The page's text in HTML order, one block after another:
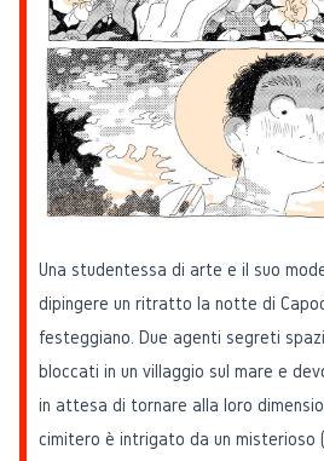
Una studentessa di arte e il suo
dipingere un ritratto la notte di
festeggiano. Due agenti segreti
bloccati in un villaggio sul mare e
in attesa di tornare alla loro
cimitero è intrigato da un misterioso